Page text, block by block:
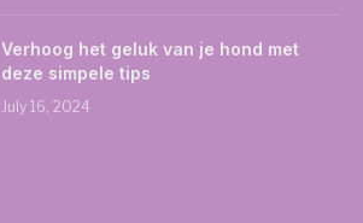
Verhoog het geluk van je hond met
deze simpele tips
July 16, 2024